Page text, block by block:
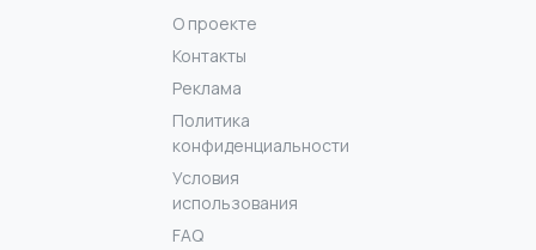
О проекте
Контакты
Реклама
Политика
конфиденциальности
Условия
использования
FAQ